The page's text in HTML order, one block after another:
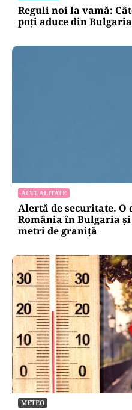
Reguli noi la vamă:
poți aduce din Bulgaria
ACTUALITATE
Alertă de securitate.
România în Bulgaria şi
metri de graniţă
METEO